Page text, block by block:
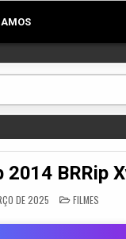
BRRip
DE 2025 POSTED
IN
FILMES